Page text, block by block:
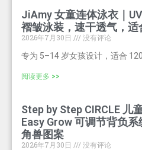
JiAmy 女童连体泳衣｜
褶皱泳装，速干透气，适
2026年7月30日
没有评论
专为 5–14 岁女孩设计，适合
阅读更多 >>
Step by Step CIRCLE 儿
Easy Grow 可调节背负
角兽图案
2026年7月30日
没有评论